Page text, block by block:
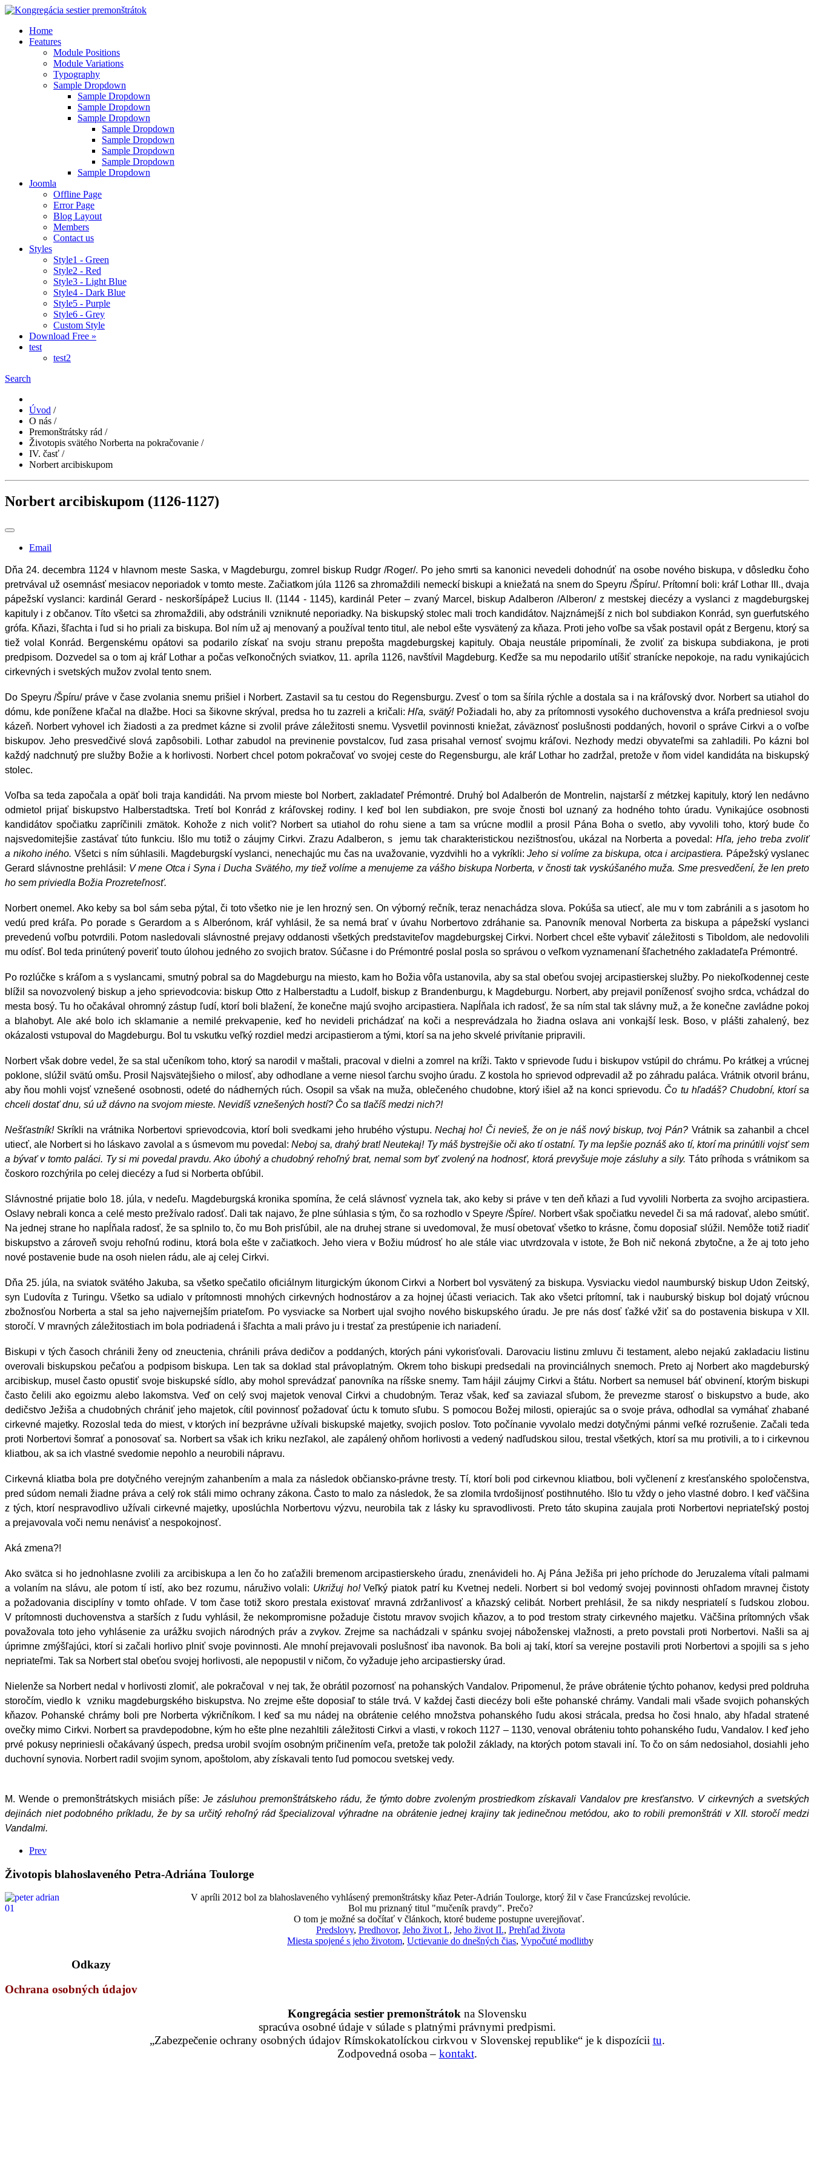
Home
Features
Module Positions
Module Variations
Typography
Sample Dropdown
Sample Dropdown
Sample Dropdown
Sample Dropdown
Sample Dropdown
Sample Dropdown
Sample Dropdown
Sample Dropdown
Sample Dropdown
Joomla
Offline Page
Error Page
Blog Layout
Members
Contact us
Styles
Style1 - Green
Style2 - Red
Style3 - Light Blue
Style4 - Dark Blue
Style5 - Purple
Style6 - Grey
Custom Style
Download Free »
test
test2
Search
Úvod /
O nás /
Premonštrátsky rád /
Životopis svätého Norberta na pokračovanie /
IV. časť /
Norbert arcibiskupom
Norbert arcibiskupom (1126-1127)
Email
Dňa 24. decembra 1124 v hlavnom meste Saska, v Magdeburgu, zomrel biskup Rudgr /Roger/. Po jeho smrti sa kanonici nevedeli dohodnúť na osobe nového biskupa, v dôsledku čoho
pretrvával už osemnásť mesiacov neporiadok v tomto meste. Začiatkom júla 1126 sa zhromaždili nemeckí biskupi a kniežatá na snem do Speyru /Špíru/. Prítomní boli: kráľ Lothar III., dvaja
pápežskí vyslanci: kardinál Gerard - neskoršípápež Lucius II. (1144 - 1145), kardinál Peter – zvaný Marcel, biskup Adalberon /Alberon/ z mestskej diecézy a vyslanci z magdeburgskej
kapituly i z občanov. Títo všetci sa zhromaždili, aby odstránili vzniknuté neporiadky. Na biskupský stolec mali troch kandidátov. Najznámejší z nich bol subdiakon Konrád, syn guerfutského
grófa. Kňazi, šľachta i ľud si ho priali za biskupa. Bol ním už aj menovaný a používal tento titul, ale nebol ešte vysvätený za kňaza. Proti jeho voľbe sa však postavil opát z Bergenu, ktorý sa
tiež volal Konrád. Bergenskému opátovi sa podarilo získať na svoju stranu prepošta magdeburgskej kapituly. Obaja neustále pripomínali, že zvoliť za biskupa subdiakona, je proti
predpisom. Dozvedel sa o tom aj kráľ Lothar a počas veľkonočných sviatkov, 11. apríla 1126, navštívil Magdeburg. Keďže sa mu nepodarilo utíšiť stranícke nepokoje, na radu vynikajúcich
cirkevných i svetských mužov zvolal tento snem.
Do Speyru /Špíru/ práve v čase zvolania snemu prišiel i Norbert. Zastavil sa tu cestou do Regensburgu. Zvesť o tom sa šírila rýchle a dostala sa i na kráľovský dvor. Norbert sa utiahol do
dómu, kde ponížene kľačal na dlažbe. Hoci sa šikovne skrýval, predsa ho tu zazreli a kričali:Hľa, svätý!Požiadali ho, aby za prítomnosti vysokého duchovenstva a kráľa predniesol svoju
kázeň. Norbert vyhovel ich žiadosti a za predmet kázne si zvolil práve záležitosti snemu. Vysvetlil povinnosti kniežat, záväznosť poslušnosti poddaných, hovoril o správe Cirkvi a o voľbe
biskupov. Jeho presvedčivé slová zapôsobili. Lothar zabudol na previnenie povstalcov, ľud zasa prisahal vernosť svojmu kráľovi. Nezhody medzi obyvateľmi sa zahladili. Po kázni bol
každý nadchnutý pre služby Božie a k horlivosti. Norbert chcel potom pokračovať vo svojej ceste do Regensburgu, ale kráľ Lothar ho zadržal, pretože v ňom videl kandidáta na biskupský
stolec.
Voľba sa teda započala a opäť boli traja kandidáti. Na prvom mieste bol Norbert, zakladateľ Prémontré. Druhý bol Adalberón de Montrelin, najstarší z métzkej kapituly, ktorý len nedávno
odmietol prijať biskupstvo Halberstadtska. Tretí bol Konrád z kráľovskej rodiny. I keď bol len subdiakon, pre svoje čnosti bol uznaný za hodného tohto úradu. Vynikajúce osobnosti
kandidátov spočiatku zapríčinili zmätok. Kohože z nich voliť? Norbert sa utiahol do rohu siene a tam sa vrúcne modlil a prosil Pána Boha o svetlo, aby vyvolili toho, ktorý bude čo
najsvedomitejšie zastávať túto funkciu. Išlo mu totiž o záujmy Cirkvi. Zrazu Adalberon, s jemu tak charakteristickou nezištnosťou, ukázal na Norberta a povedal:Hľa, jeho treba zvoliť
a nikoho iného. Všetci s ním súhlasili. Magdeburgskí vyslanci, nenechajúc mu čas na uvažovanie, vyzdvihli ho a vykríkli:Jeho si volíme za biskupa, otca i arcipastiera. Pápežský vyslanec
Gerard slávnostne prehlásil: V mene Otca i Syna i Ducha Svätého, my tiež volíme a menujeme za vášho biskupa Norberta, v čnosti tak vyskúšaného muža. Sme presvedčení, že len preto
ho sem priviedla Božia Prozreteľnosť.
Norbert onemel. Ako keby sa bol sám seba pýtal, či toto všetko nie je len hrozný sen. On výborný rečník, teraz nenachádza slova. Pokúša sa utiecť, ale mu v tom zabránili a s jasotom ho
vedú pred kráľa. Po porade s Gerardom a s Alberónom, kráľ vyhlásil, že sa nemá brať v úvahu Norbertovo zdráhanie sa. Panovník menoval Norberta za biskupa a pápežskí vyslanci
prevedenú voľbu potvrdili. Potom nasledovali slávnostné prejavy oddanosti všetkých predstaviteľov magdeburgskej Cirkvi. Norbert chcel ešte vybaviť záležitosti s Tiboldom, ale nedovolili
mu odísť. Bol teda prinútený poveriť touto úlohou jedného zo svojich bratov. Súčasne i do Prémontré poslal posla so správou o veľkom vyznamenaní šľachetného zakladateľa Prémontré.
Po rozlúčke s kráľom a s vyslancami, smutný pobral sa do Magdeburgu na miesto, kam ho Božia vôľa ustanovila, aby sa stal obeťou svojej arcipastierskej služby. Po niekoľkodennej ceste
blížil sa novozvolený biskup a jeho sprievodcovia: biskup Otto z Halberstadtu a Ludolf, biskup z Brandenburgu, k Magdeburgu. Norbert, aby prejavil poníženosť svojho srdca, vchádzal do
mesta bosý. Tu ho očakával ohromný zástup ľudí, ktorí boli blažení, že konečne majú svojho arcipastiera. Napĺňala ich radosť, že sa ním stal tak slávny muž, a že konečne zavládne pokoj
a blahobyt. Ale aké bolo ich sklamanie a nemilé prekvapenie, keď ho nevideli prichádzať na koči a nesprevádzala ho žiadna oslava ani vonkajší lesk. Boso, v plášti zahalený, bez
okázalosti vstupoval do Magdeburgu. Bol tu vskutku veľký rozdiel medzi arcipastierom a tými, ktorí sa na jeho skvelé privítanie pripravili.
Norbert však dobre vedel, že sa stal učeníkom toho, ktorý sa narodil v maštali, pracoval v dielni a zomrel na kríži. Takto v sprievode ľudu i biskupov vstúpil do chrámu. Po krátkej a vrúcnej
poklone, slúžil svätú omšu. Prosil Najsvätejšieho o milosť, aby odhodlane a verne niesol ťarchu svojho úradu. Z kostola ho sprievod odprevadil až po záhradu paláca. Vrátnik otvoril bránu,
aby ňou mohli vojsť vznešené osobnosti, odeté do nádherných rúch. Osopil sa však na muža, oblečeného chudobne, ktorý išiel až na konci sprievodu. Čo tu hľadáš? Chudobní, ktorí sa
chceli dostať dnu, sú už dávno na svojom mieste. Nevidíš vznešených hostí? Čo sa tlačíš medzi nich?!
Nešťastník! Skríkli na vrátnika Norbertovi sprievodcovia, ktorí boli svedkami jeho hrubého výstupu.Nechaj ho! Či nevieš, že on je náš nový biskup, tvoj Pán? Vrátnik sa zahanbil a chcel
utiecť, ale Norbert si ho láskavo zavolal a s úsmevom mu povedal:Neboj sa, drahý brat! Neutekaj! Ty máš bystrejšie oči ako tí ostatní. Ty ma lepšie poznáš ako tí, ktorí ma prinútili vojsť sem
a bývať v tomto paláci. Ty si mi povedal pravdu. Ako úbohý a chudobný rehoľný brat, nemal som byť zvolený na hodnosť, ktorá prevyšuje moje zásluhy a sily. Táto príhoda s vrátnikom sa
čoskoro rozchýrila po celej diecézy a ľud si Norberta obľúbil.
Slávnostné prijatie bolo 18. júla, v nedeľu. Magdeburgská kronika spomína, že celá slávnosť vyznela tak, ako keby si práve v ten deň kňazi a ľud vyvolili Norberta za svojho arcipastiera.
Oslavy nebrali konca a celé mesto prežívalo radosť. Dali tak najavo, že plne súhlasia s tým, čo sa rozhodlo v Speyre /Špíre/. Norbert však spočiatku nevedel či sa má radovať, alebo smútiť.
Na jednej strane ho napĺňala radosť, že sa splnilo to, čo mu Boh prisľúbil, ale na druhej strane si uvedomoval, že musí obetovať všetko to krásne, čomu doposiaľ slúžil. Nemôže totiž riadiť
biskupstvo a zároveň svoju rehoľnú rodinu, ktorá bola ešte v začiatkoch. Jeho viera v Božiu múdrosť ho ale stále viac utvrdzovala v istote, že Boh nič nekoná zbytočne, a že aj toto jeho
nové postavenie bude na osoh nielen rádu, ale aj celej Cirkvi.
Dňa 25. júla, na sviatok svätého Jakuba, sa všetko spečatilo oficiálnym liturgickým úkonom Cirkvi a Norbert bol vysvätený za biskupa. Vysviacku viedol naumburský biskup Udon Zeitský,
syn Ľudovíta z Turingu. Všetko sa udialo v prítomnosti mnohých cirkevných hodnostárov a za hojnej účasti veriacich. Tak ako všetci prítomní, tak i nauburský biskup bol dojatý vrúcnou
zbožnosťou Norberta a stal sa jeho najvernejším priateľom. Po vysviacke sa Norbert ujal svojho nového biskupského úradu. Je pre nás dosť ťažké vžiť sa do postavenia biskupa v XII.
storočí. V mravných záležitostiach im bola podriadená i šľachta a mali právo ju i trestať za prestúpenie ich nariadení.
Biskupi v tých časoch chránili ženy od zneuctenia, chránili práva dedičov a poddaných, ktorých páni vykorisťovali. Darovaciu listinu zmluvu či testament, alebo nejakú zakladaciu listinu
overovali biskupskou pečaťou a podpisom biskupa. Len tak sa doklad stal právoplatným. Okrem toho biskupi predsedali na provinciálnych snemoch. Preto aj Norbert ako magdeburský
arcibiskup, musel často opustiť svoje biskupské sídlo, aby mohol sprevádzať panovníka na ríšske snemy. Tam hájil záujmy Cirkvi a štátu. Norbert sa nemusel báť obvinení, ktorým biskupi
často čelili ako egoizmu alebo lakomstva. Veď on celý svoj majetok venoval Cirkvi a chudobným. Teraz však, keď sa zaviazal sľubom, že prevezme starosť o biskupstvo a bude, ako
dedičstvo Ježiša a chudobných chrániť jeho majetok, cítil povinnosť požadovať úctu k tomuto sľubu. S pomocou Božej milosti, opierajúc sa o svoje práva, odhodlal sa vymáhať zhabané
cirkevné majetky. Rozoslal teda do miest, v ktorých iní bezprávne užívali biskupské majetky, svojich poslov. Toto počínanie vyvolalo medzi dotyčnými pánmi veľké rozrušenie. Začali teda
proti Norbertovi šomrať a ponosovať sa. Norbert sa však ich kriku nezľakol, ale zapálený ohňom horlivosti a vedený nadľudskou silou, trestal všetkých, ktorí sa mu protivili, a to i cirkevnou
kliatbou, ak sa ich vlastné svedomie nepohlo a neurobili nápravu.
Cirkevná kliatba bola pre dotyčného verejným zahanbením a mala za následok občiansko-právne tresty. Tí, ktorí boli pod cirkevnou kliatbou, boli vyčlenení z kresťanského spoločenstva,
pred súdom nemali žiadne práva a celý rok stáli mimo ochrany zákona. Často to malo za následok, že sa zlomila tvrdošijnosť postihnutého. Išlo tu vždy o jeho vlastné dobro. I keď väčšina
z tých, ktorí nespravodlivo užívali cirkevné majetky, uposlúchla Norbertovu výzvu, neurobila tak z lásky ku spravodlivosti. Preto táto skupina zaujala proti Norbertovi nepriateľský postoj
a prejavovala voči nemu nenávisť a nespokojnosť.
Aká zmena?!
Ako svätca si ho jednohlasne zvolili za arcibiskupa a len čo ho zaťažili bremenom arcipastierskeho úradu, znenávideli ho. Aj Pána Ježiša pri jeho príchode do Jeruzalema vítali palmami
a volaním na slávu, ale potom tí istí, ako bez rozumu, náruživo volali: Ukrižuj ho!Veľký piatok patrí ku Kvetnej nedeli. Norbert si bol vedomý svojej povinnosti ohľadom mravnej čistoty
a požadovania disciplíny v tomto ohľade. V tom čase totiž skoro prestala existovať mravná zdržanlivosť a kňazský celibát. Norbert prehlásil, že sa nikdy nespriatelí s ľudskou zlobou.
V prítomnosti duchovenstva a starších z ľudu vyhlásil, že nekompromisne požaduje čistotu mravov svojich kňazov, a to pod trestom straty cirkevného majetku. Väčšina prítomných však
považovala toto jeho vyhlásenie za urážku svojich národných práv a zvykov. Zrejme sa nachádzali v spánku svojej náboženskej vlažnosti, a preto povstali proti Norbertovi. Našli sa aj
úprimne zmýšľajúci, ktorí si začali horlivo plniť svoje povinnosti. Ale mnohí prejavovali poslušnosť iba navonok. Ba boli aj takí, ktorí sa verejne postavili proti Norbertovi a spojili sa s jeho
nepriateľmi. Tak sa Norbert stal obeťou svojej horlivosti, ale nepopustil v ničom, čo vyžaduje jeho arcipastiersky úrad.
Nielenže sa Norbert nedal v horlivosti zlomiť, ale pokračoval v nej tak, že obrátil pozornosť na pohanských Vandalov. Pripomenul, že práve obrátenie týchto pohanov, kedysi pred poldruha
storočím, viedlo k vzniku magdeburgského biskupstva. No zrejme ešte doposiaľ to stále trvá. V každej časti diecézy boli ešte pohanské chrámy. Vandali mali všade svojich pohanských
kňazov. Pohanské chrámy boli pre Norberta výkričníkom. I keď sa mu nádej na obrátenie celého množstva pohanského ľudu akosi strácala, predsa ho čosi hnalo, aby hľadal stratené
ovečky mimo Cirkvi. Norbert sa pravdepodobne, kým ho ešte plne nezahltili záležitosti Cirkvi a vlasti, v rokoch 1127 – 1130, venoval obráteniu tohto pohanského ľudu, Vandalov. I keď jeho
prvé pokusy nepriniesli očakávaný úspech, predsa urobil svojím osobným pričinením veľa, pretože tak položil základy, na ktorých potom stavali iní. To čo on sám nedosiahol, dosiahli jeho
duchovní synovia. Norbert radil svojim synom, apoštolom, aby získavali tento ľud pomocou svetskej vedy.
M. Wende o premonštrátskych misiách píše: Je zásluhou premonštrátskeho rádu, že týmto dobre zvoleným prostriedkom získavali Vandalov pre kresťanstvo. V cirkevných a svetských
dejinách niet podobného príkladu, že by sa určitý rehoľný rád špecializoval výhradne na obrátenie jednej krajiny tak jedinečnou metódou, ako to robili premonštráti v XII. storočí medzi
Vandalmi.
Prev
Životopis blahoslaveného Petra-Adriána Toulorge
V apríli 2012 bol za blahoslaveného vyhlásený premonštrátsky kňaz Peter-Adrián Toulorge, ktorý žil v čase Francúzskej revolúcie.
Bol mu priznaný titul "mučeník pravdy". Prečo?
O tom je možné sa dočítať v článkoch, ktoré budeme postupne uverejňovať.
Predslovy, Predhovor, Jeho život I., Jeho život II., Prehľad života
Miesta spojené s jeho životom, Uctievanie do dnešných čias, Vypočuté modlitby
Odkazy
Ochrana osobných údajov
Kongregácia sestier premonštrátok na Slovensku
spracúva osobné údaje v súlade s platnými právnymi predpismi.
„Zabezpečenie ochrany osobných údajov Rímskokatolíckou cirkvou v Slovenskej republike“ je k dispozícii tu.
Zodpovedná osoba – kontakt.